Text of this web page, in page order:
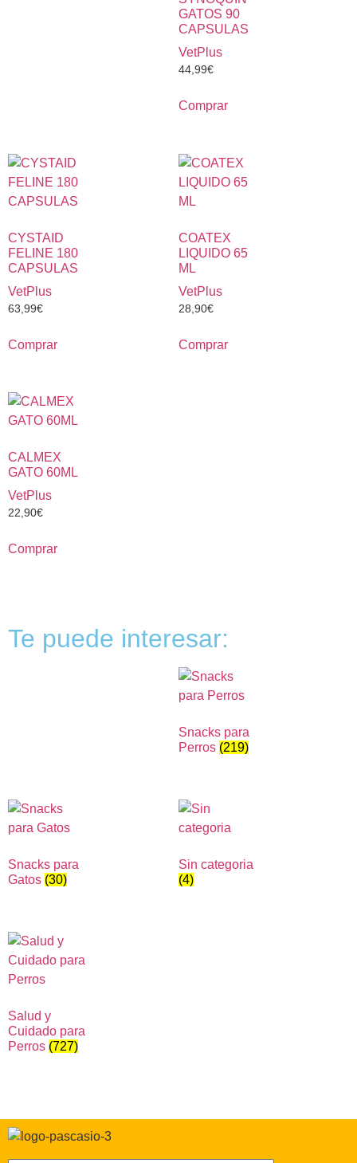
GATOS 90
CAPSULAS
VetPlus
44,99€
Comprar
CYSTAID
FELINE 180
CAPSULAS
VetPlus
63,99€
Comprar
COATEX
LIQUIDO 65
ML
VetPlus
28,90€
Comprar
CALMEX
GATO 60ML
VetPlus
22,90€
Comprar
Te puede interesar:
Snacks para
Perros (219)
Snacks para
Gatos (30)
Sin categoria
(4)
Salud y
Cuidado para
Perros (727)